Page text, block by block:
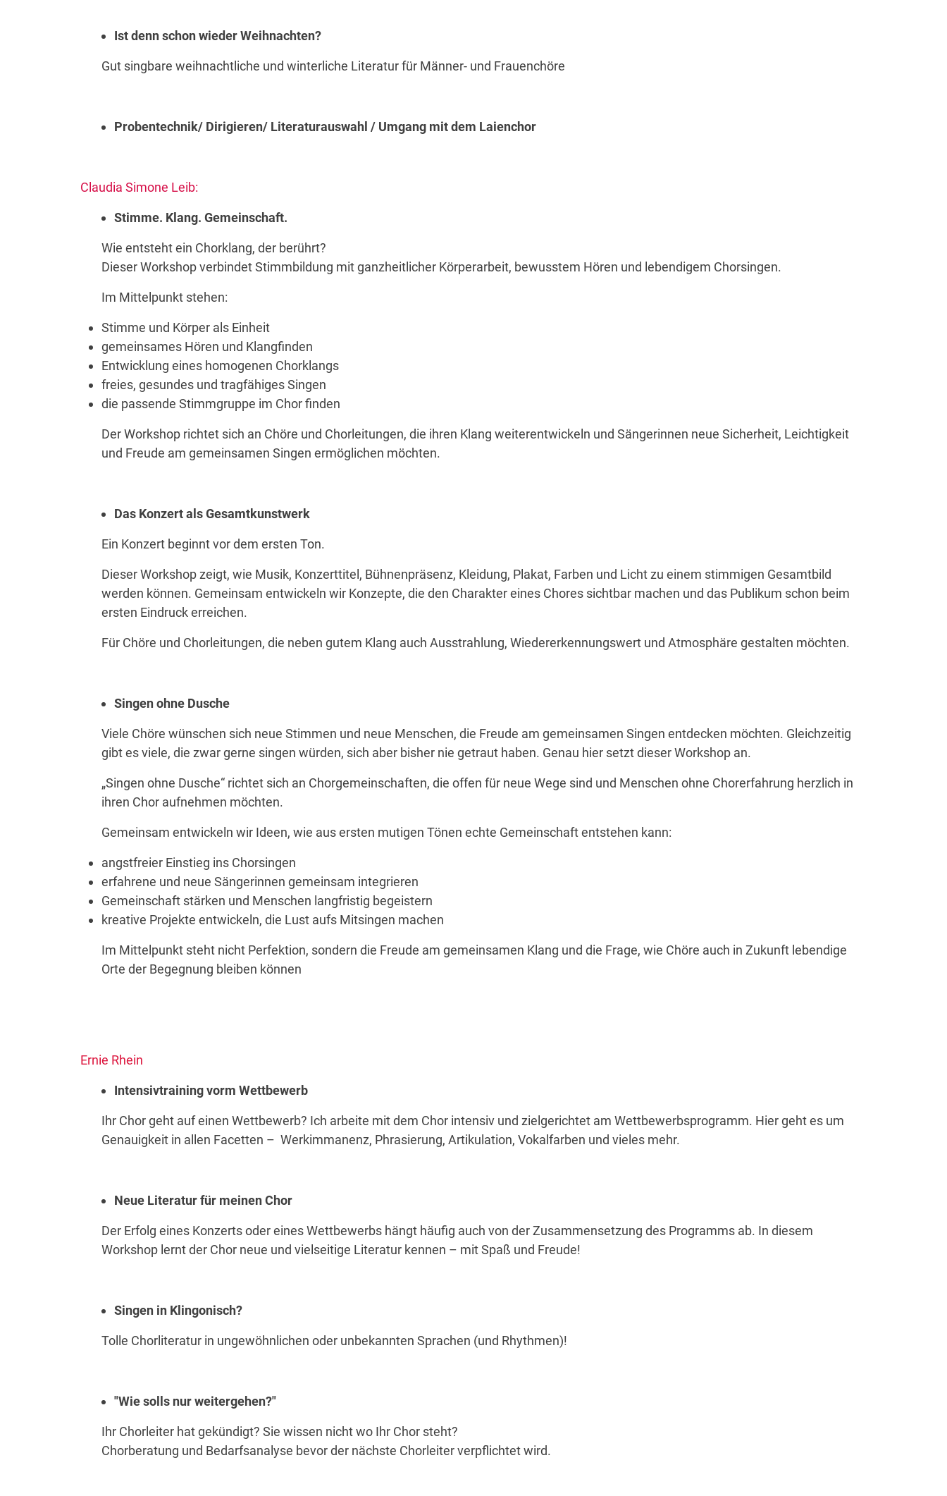
Ist denn schon wieder Weihnachten?
Gut singbare weihnachtliche und winterliche Literatur für Männer- und Frauenchöre
Probentechnik/ Dirigieren/ Literaturauswahl / Umgang mit dem Laienchor
Claudia Simone Leib:
Stimme. Klang. Gemeinschaft.
Wie entsteht ein Chorklang, der berührt?
Dieser Workshop verbindet Stimmbildung mit ganzheitlicher Körperarbeit, bewusstem Hören und lebendigem Chorsingen.
Im Mittelpunkt stehen:
Stimme und Körper als Einheit
gemeinsames Hören und Klangfinden
Entwicklung eines homogenen Chorklangs
freies, gesundes und tragfähiges Singen
die passende Stimmgruppe im Chor finden
Der Workshop richtet sich an Chöre und Chorleitungen, die ihren Klang weiterentwickeln und Sängerinnen neue Sicherheit, Leichtigkeit
und Freude am gemeinsamen Singen ermöglichen möchten.
Das Konzert als Gesamtkunstwerk
Ein Konzert beginnt vor dem ersten Ton.
Dieser Workshop zeigt, wie Musik, Konzerttitel, Bühnenpräsenz, Kleidung, Plakat, Farben und Licht zu einem stimmigen Gesamtbild
werden können. Gemeinsam entwickeln wir Konzepte, die den Charakter eines Chores sichtbar machen und das Publikum schon beim
ersten Eindruck erreichen.
Für Chöre und Chorleitungen, die neben gutem Klang auch Ausstrahlung, Wiedererkennungswert und Atmosphäre gestalten möchten.
Singen ohne Dusche
Viele Chöre wünschen sich neue Stimmen und neue Menschen, die Freude am gemeinsamen Singen entdecken möchten. Gleichzeitig
gibt es viele, die zwar gerne singen würden, sich aber bisher nie getraut haben. Genau hier setzt dieser Workshop an.
„Singen ohne Dusche“ richtet sich an Chorgemeinschaften, die offen für neue Wege sind und Menschen ohne Chorerfahrung herzlich in
ihren Chor aufnehmen möchten.
Gemeinsam entwickeln wir Ideen, wie aus ersten mutigen Tönen echte Gemeinschaft entstehen kann:
angstfreier Einstieg ins Chorsingen
erfahrene und neue Sängerinnen gemeinsam integrieren
Gemeinschaft stärken und Menschen langfristig begeistern
kreative Projekte entwickeln, die Lust aufs Mitsingen machen
Im Mittelpunkt steht nicht Perfektion, sondern die Freude am gemeinsamen Klang und die Frage, wie Chöre auch in Zukunft lebendige
Orte der Begegnung bleiben können
Ernie Rhein
Intensivtraining vorm Wettbewerb
Ihr Chor geht auf einen Wettbewerb? Ich arbeite mit dem Chor intensiv und zielgerichtet am Wettbewerbsprogramm. Hier geht es um
Genauigkeit in allen Facetten – Werkimmanenz, Phrasierung, Artikulation, Vokalfarben und vieles mehr.
Neue Literatur für meinen Chor
Der Erfolg eines Konzerts oder eines Wettbewerbs hängt häufig auch von der Zusammensetzung des Programms ab. In diesem
Workshop lernt der Chor neue und vielseitige Literatur kennen – mit Spaß und Freude!
Singen in Klingonisch?
Tolle Chorliteratur in ungewöhnlichen oder unbekannten Sprachen (und Rhythmen)!
"Wie solls nur weitergehen?"
Ihr Chorleiter hat gekündigt? Sie wissen nicht wo Ihr Chor steht?
Chorberatung und Bedarfsanalyse bevor der nächste Chorleiter verpflichtet wird.